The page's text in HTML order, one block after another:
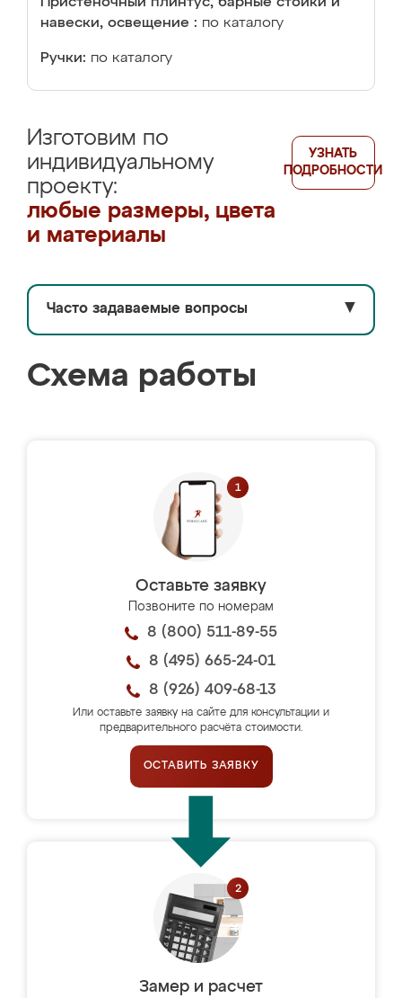
навески, освещение : по каталогу
Ручки: по каталогу
Изготовим по
индивидуальному
проекту:
любые размеры, цвета
и материалы
УЗНАТЬ
ПОДРОБНОСТИ
Часто задаваемые вопросы ▼
Схема работы
Оставьте заявку
Позвоните по номерам
8 (800) 511-89-55
8 (495) 665-24-01
8 (926) 409-68-13
Или оставьте заявку на сайте для консультации и
предварительного расчёта стоимости.
ОСТАВИТЬ ЗАЯВКУ
Замер и расчет